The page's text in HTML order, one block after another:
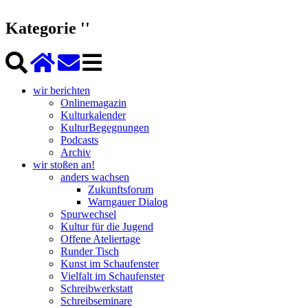
Kategorie ''
wir berichten
Onlinemagazin
Kulturkalender
KulturBegegnungen
Podcasts
Archiv
wir stoßen an!
anders wachsen
Zukunftsforum
Warngauer Dialog
Spurwechsel
Kultur für die Jugend
Offene Ateliertage
Runder Tisch
Kunst im Schaufenster
Vielfalt im Schaufenster
Schreibwerkstatt
Schreibseminare